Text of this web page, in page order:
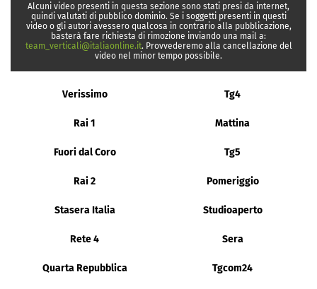
Alcuni video presenti in questa sezione sono stati presi da internet,
quindi valutati di pubblico dominio. Se i soggetti presenti in questi
video o gli autori avessero qualcosa in contrario alla pubblicazione,
basterà fare richiesta di rimozione inviando una mail a:
team_verticali@italiaonline.it. Provvederemo alla cancellazione del
video nel minor tempo possibile.
Verissimo Tg4
Rai 1 Mattina
Fuori dal Coro Tg5
Rai 2 Pomeriggio
Stasera Italia Studioaperto
Rete 4 Sera
Quarta Repubblica Tgcom24